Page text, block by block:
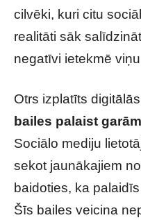
cilvēki, kuri citu
realitāti sāk
negatīvi ietekmē
Otrs izplatīts
bailes palaist
Sociālo mediju
sekot jaunākajiem
baidoties, ka
Šīs bailes veicina